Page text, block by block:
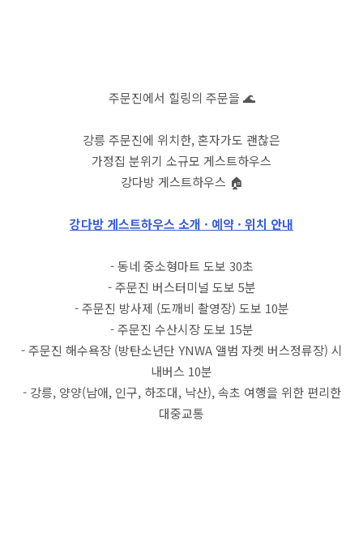
주문진에서 힐링의 주문을 🌊
강릉 주문진에 위치한, 혼자가도 괜찮은
가정집 분위기 소규모 게스트하우스
강다방 게스트하우스 🏠
강다방 게스트하우스 소개 · 예약 · 위치 안내
- 동네 중소형마트 도보 30초
- 주문진 버스터미널 도보 5분
- 주문진 방사제 (도깨비 촬영장) 도보 10분
- 주문진 수산시장 도보 15분
- 주문진 해수욕장 (방탄소년단 YNWA 앨범 자켓 버스정류장) 시
내버스 10분
- 강릉, 양양(남애, 인구, 하조대, 낙산), 속초 여행을 위한 편리한
대중교통